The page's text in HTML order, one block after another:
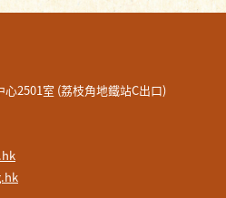
2501室 (荔枝角地鐵站C出口)